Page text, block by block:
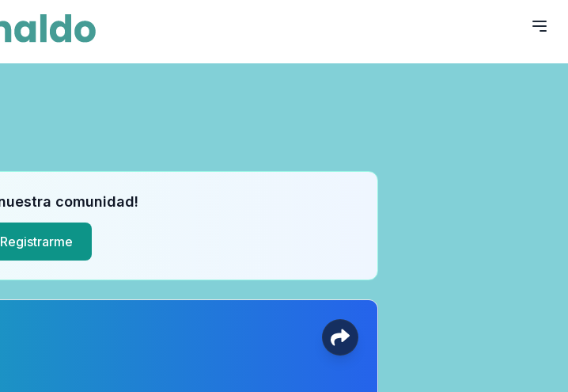
comunidad!
Registrarme